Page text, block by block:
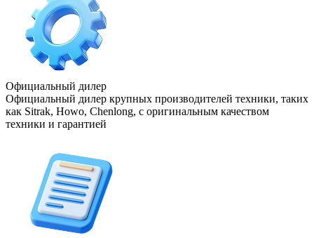
Официальный дилер
Официальный дилер крупных производителей техники, таких
как Sitrak, Howo, Chenlong, с оригинальным качеством
техники и гарантией